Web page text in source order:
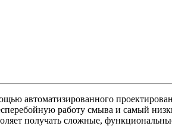
автоматизированного
работу смыва и самый
получать сложные,